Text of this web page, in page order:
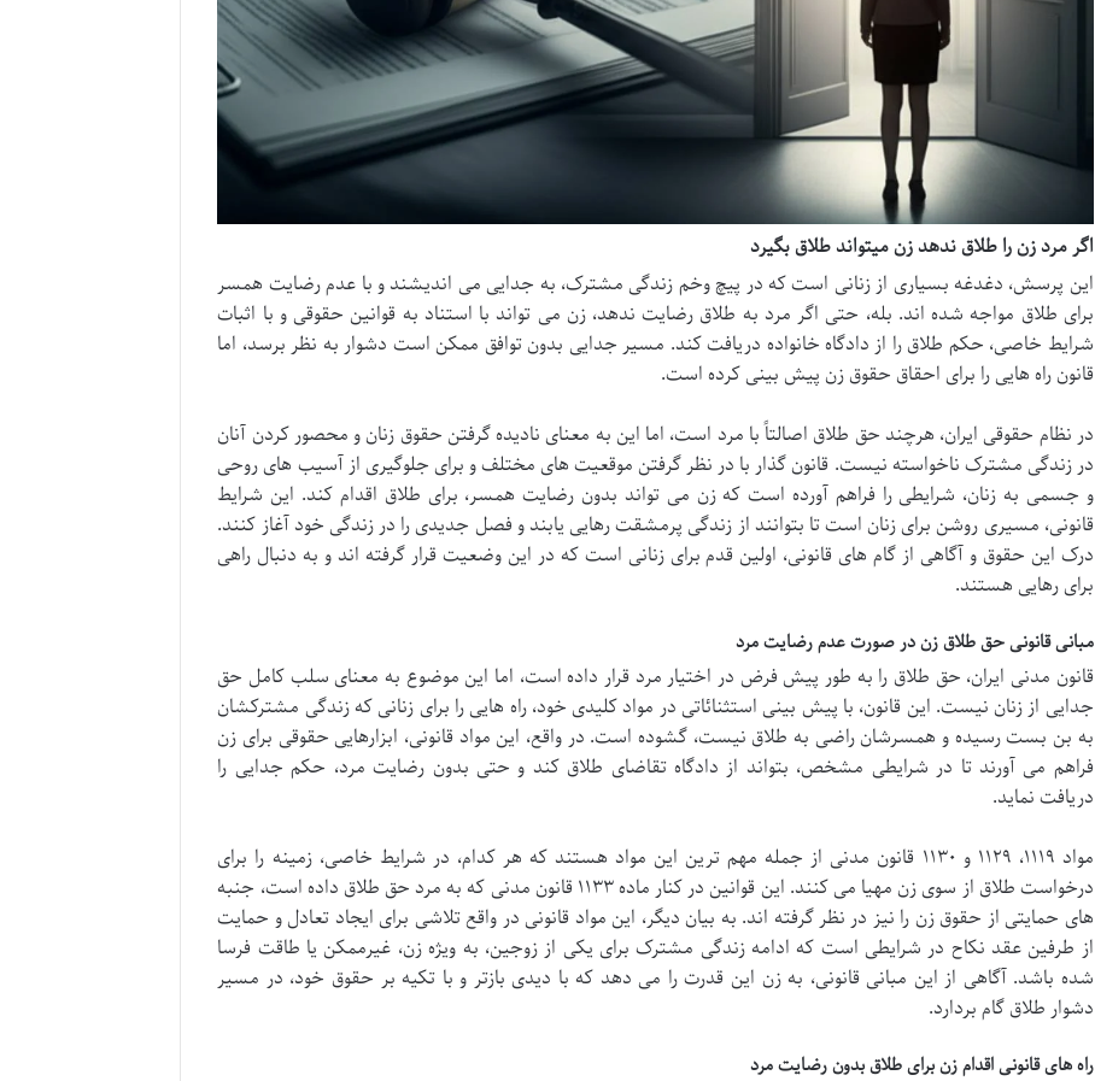
اگر مرد زن را طلاق ندهد زن میتواند طلاق بگیرد
این پرسش، دغدغه بسیاری از زنانی است که در پیچ وخم زندگی مشترک، به جدایی می اندیشند و با عدم رضایت همسر
برای طلاق مواجه شده اند. بله، حتی اگر مرد به طلاق رضایت ندهد، زن می تواند با استناد به قوانین حقوقی و با اثبات
شرایط خاصی، حکم طلاق را از دادگاه خانواده دریافت کند. مسیر جدایی بدون توافق ممکن است دشوار به نظر برسد، اما
قانون راه هایی را برای احقاق حقوق زن پیش بینی کرده است.
در نظام حقوقی ایران، هرچند حق طلاق اصالتاً با مرد است، اما این به معنای نادیده گرفتن حقوق زنان و محصور کردن آنان
در زندگی مشترک ناخواسته نیست. قانون گذار با در نظر گرفتن موقعیت های مختلف و برای جلوگیری از آسیب های روحی
و جسمی به زنان، شرایطی را فراهم آورده است که زن می تواند بدون رضایت همسر، برای طلاق اقدام کند. این شرایط
قانونی، مسیری روشن برای زنان است تا بتوانند از زندگی پرمشقت رهایی یابند و فصل جدیدی را در زندگی خود آغاز کنند.
درک این حقوق و آگاهی از گام های قانونی، اولین قدم برای زنانی است که در این وضعیت قرار گرفته اند و به دنبال راهی
برای رهایی هستند.
مبانی قانونی حق طلاق زن در صورت عدم رضایت مرد
قانون مدنی ایران، حق طلاق را به طور پیش فرض در اختیار مرد قرار داده است، اما این موضوع به معنای سلب کامل حق
جدایی از زنان نیست. این قانون، با پیش بینی استثنائاتی در مواد کلیدی خود، راه هایی را برای زنانی که زندگی مشترکشان
به بن بست رسیده و همسرشان راضی به طلاق نیست، گشوده است. در واقع، این مواد قانونی، ابزارهایی حقوقی برای زن
فراهم می آورند تا در شرایطی مشخص، بتواند از دادگاه تقاضای طلاق کند و حتی بدون رضایت مرد، حکم جدایی را
دریافت نماید.
مواد ۱۱۱۹، ۱۱۲۹ و ۱۱۳۰ قانون مدنی از جمله مهم ترین این مواد هستند که هر کدام، در شرایط خاصی، زمینه را برای
درخواست طلاق از سوی زن مهیا می کنند. این قوانین در کنار ماده ۱۱۳۳ قانون مدنی که به مرد حق طلاق داده است، جنبه
های حمایتی از حقوق زن را نیز در نظر گرفته اند. به بیان دیگر، این مواد قانونی در واقع تلاشی برای ایجاد تعادل و حمایت
از طرفین عقد نکاح در شرایطی است که ادامه زندگی مشترک برای یکی از زوجین، به ویژه زن، غیرممکن یا طاقت فرسا
شده باشد. آگاهی از این مبانی قانونی، به زن این قدرت را می دهد که با دیدی بازتر و با تکیه بر حقوق خود، در مسیر
دشوار طلاق گام بردارد.
راه های قانونی اقدام زن برای طلاق بدون رضایت مرد